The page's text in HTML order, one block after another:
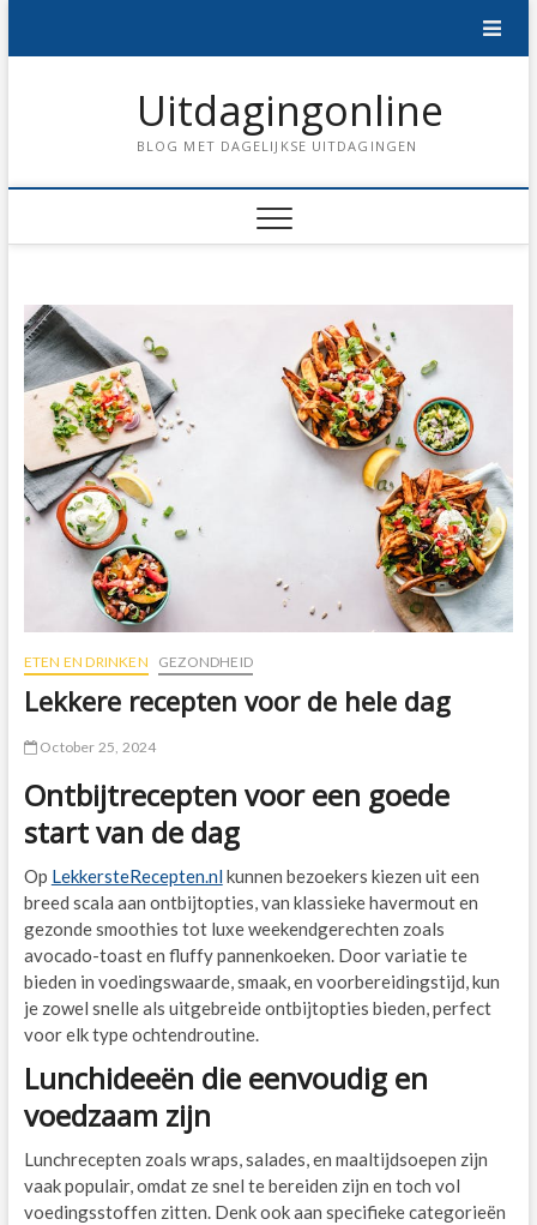
Uitdagingonline
BLOG MET DAGELIJKSE UITDAGINGEN
ETEN EN DRINKEN GEZONDHEID
Lekkere recepten voor de hele dag
October 25, 2024
Ontbijtrecepten voor een goede
start van de dag
Op LekkersteRecepten.nl kunnen bezoekers kiezen uit een
breed scala aan ontbijtopties, van klassieke havermout en
gezonde smoothies tot luxe weekendgerechten zoals
avocado-toast en fluffy pannenkoeken. Door variatie te
bieden in voedingswaarde, smaak, en voorbereidingstijd, kun
je zowel snelle als uitgebreide ontbijtopties bieden, perfect
voor elk type ochtendroutine.
Lunchideeën die eenvoudig en
voedzaam zijn
Lunchrecepten zoals wraps, salades, en maaltijdsoepen zijn
vaak populair, omdat ze snel te bereiden zijn en toch vol
voedingsstoffen zitten. Denk ook aan specifieke categorieën